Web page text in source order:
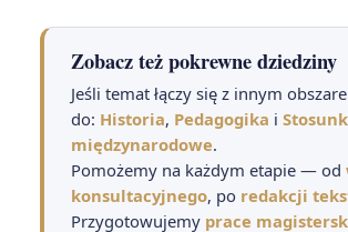
Zobacz też pokrewne dziedziny
Jeśli temat łączy się z innym
do: Historia, Pedagogika i
międzynarodowe.
Pomożemy na każdym etapie — od
konsultacyjnego, po redakcji
Przygotowujemy prace